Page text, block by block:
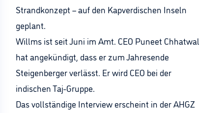
Strandkonzept – auf den Kapverdischen Inseln
geplant.
Willms ist seit Juni im Amt. CEO Puneet Chhatwal
hat angekündigt, dass er zum Jahresende
Steigenberger verlässt. Er wird CEO bei der
indischen Taj-Gruppe.
Das vollständige Interview erscheint in der AHGZ